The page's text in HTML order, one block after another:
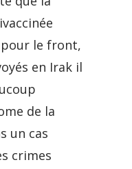
pour le front,
en Irak il
de la
un cas
crimes